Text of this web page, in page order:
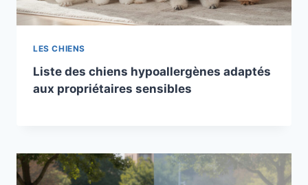
LES CHIENS
Liste des chiens hypoallergènes adaptés
aux propriétaires sensibles